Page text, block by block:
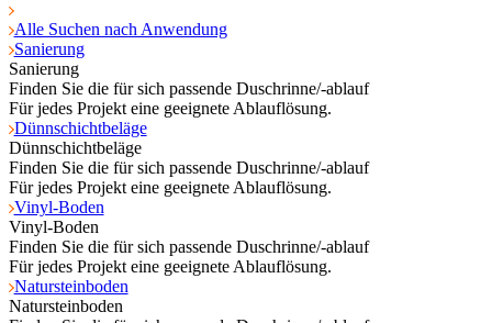
Alle Suchen nach Anwendung
Sanierung
Sanierung
Finden Sie die für sich passende Duschrinne/-ablauf
Für jedes Projekt eine geeignete Ablauflösung.
Dünnschichtbeläge
Dünnschichtbeläge
Finden Sie die für sich passende Duschrinne/-ablauf
Für jedes Projekt eine geeignete Ablauflösung.
Vinyl-Boden
Vinyl-Boden
Finden Sie die für sich passende Duschrinne/-ablauf
Für jedes Projekt eine geeignete Ablauflösung.
Natursteinboden
Natursteinboden